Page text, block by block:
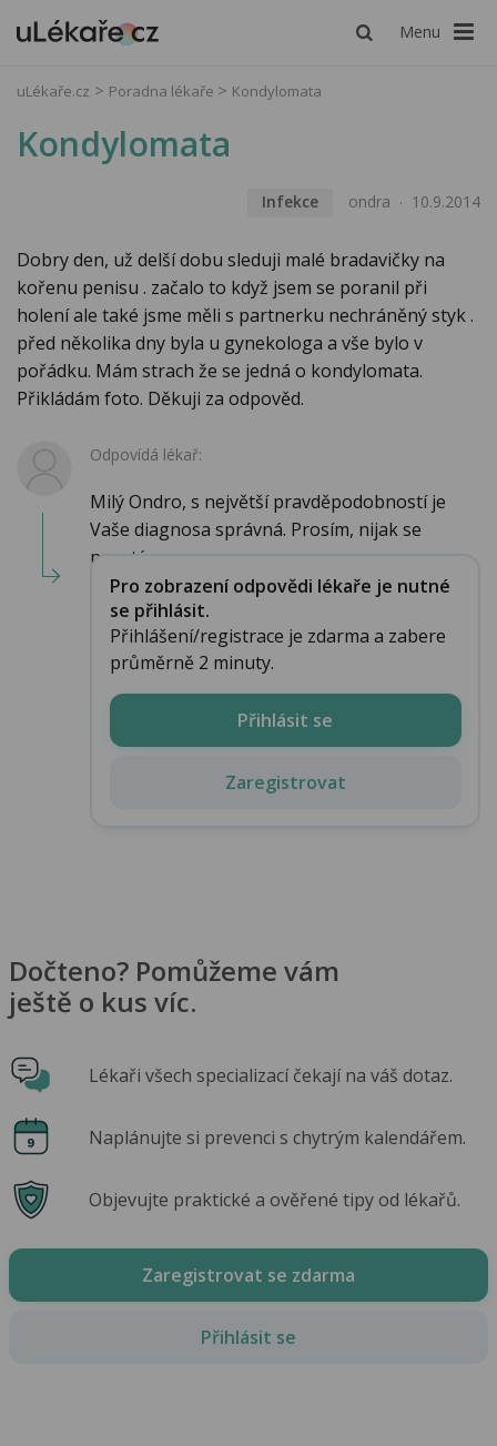
Menu
uLékaře.cz Poradna lékaře Kondylomata
Kondylomata
Infekce ondra 10.9.2014
Dobry den, už delší dobu sleduji malé bradavičky na
kořenu penisu . začalo to když jsem se poranil při
holení ale také jsme měli s partnerku nechráněný styk .
před několika dny byla u gynekologa a vše bylo v
pořádku. Mám strach že se jedná o kondylomata.
Přikládám foto. Děkuji za odpověd.
Odpovídá lékař:
Milý Ondro, s největší pravděpodobností je
Vaše diagnosa správná. Prosím, nijak se
neostý...
Pro zobrazení odpovědi lékaře je nutné
se přihlásit.
Přihlášení/registrace je zdarma a zabere
průměrně 2 minuty.
Přihlásit se
Zaregistrovat
Dočteno? Pomůžeme vám
ještě o kus víc.
Lékaři všech specializací čekají na váš dotaz.
Naplánujte si prevenci s chytrým kalendářem.
Objevujte praktické a ověřené tipy od lékařů.
Zaregistrovat se zdarma
Přihlásit se